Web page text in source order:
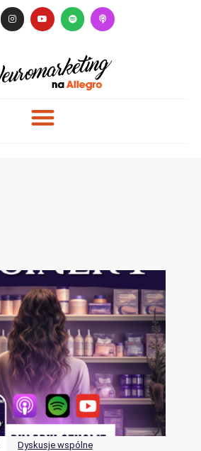
Dyskusje wspólne